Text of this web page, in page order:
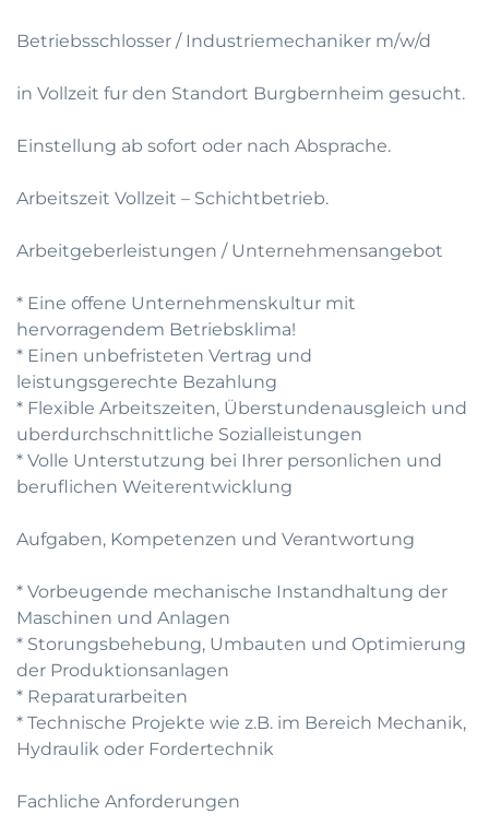
Betriebsschlosser / Industriemechaniker m/w/d
in Vollzeit fur den Standort Burgbernheim gesucht.
Einstellung ab sofort oder nach Absprache.
Arbeitszeit Vollzeit – Schichtbetrieb.
Arbeitgeberleistungen / Unternehmensangebot
* Eine offene Unternehmenskultur mit
hervorragendem Betriebsklima!
* Einen unbefristeten Vertrag und
leistungsgerechte Bezahlung
* Flexible Arbeitszeiten, Überstundenausgleich und
uberdurchschnittliche Sozialleistungen
* Volle Unterstutzung bei Ihrer personlichen und
beruflichen Weiterentwicklung
Aufgaben, Kompetenzen und Verantwortung
* Vorbeugende mechanische Instandhaltung der
Maschinen und Anlagen
* Storungsbehebung, Umbauten und Optimierung
der Produktionsanlagen
* Reparaturarbeiten
* Technische Projekte wie z.B. im Bereich Mechanik,
Hydraulik oder Fordertechnik
Fachliche Anforderungen